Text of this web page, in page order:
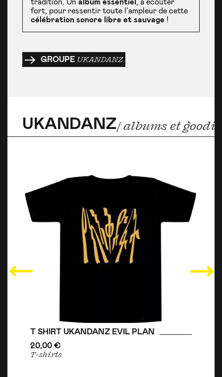
fort, pour ressentir toute l’ampleur de cette
célébration sonore libre et sauvage !
GROUPE UKANDANZ
UKANDANZ/ albums et
T SHIRT UKANDANZ EVIL PLAN
20,00 €
T-shirts